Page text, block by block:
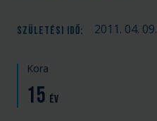
SZÜLETÉSI IDŐ: 2011. 04. 09.
Kora
15 év